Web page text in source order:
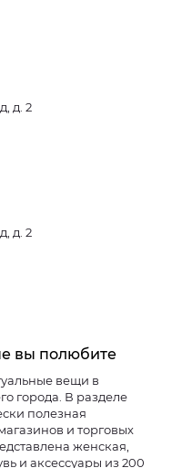
д. 2
д. 2
вы полюбите
вещи в
города. В разделе
полезная
и торговых
женская,
и аксессуары из 200